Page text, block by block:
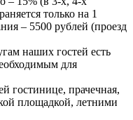
только на 1
– 5500 рублей (проезд
наших гостей есть
для
гостинице, прачечная,
площадкой, летними